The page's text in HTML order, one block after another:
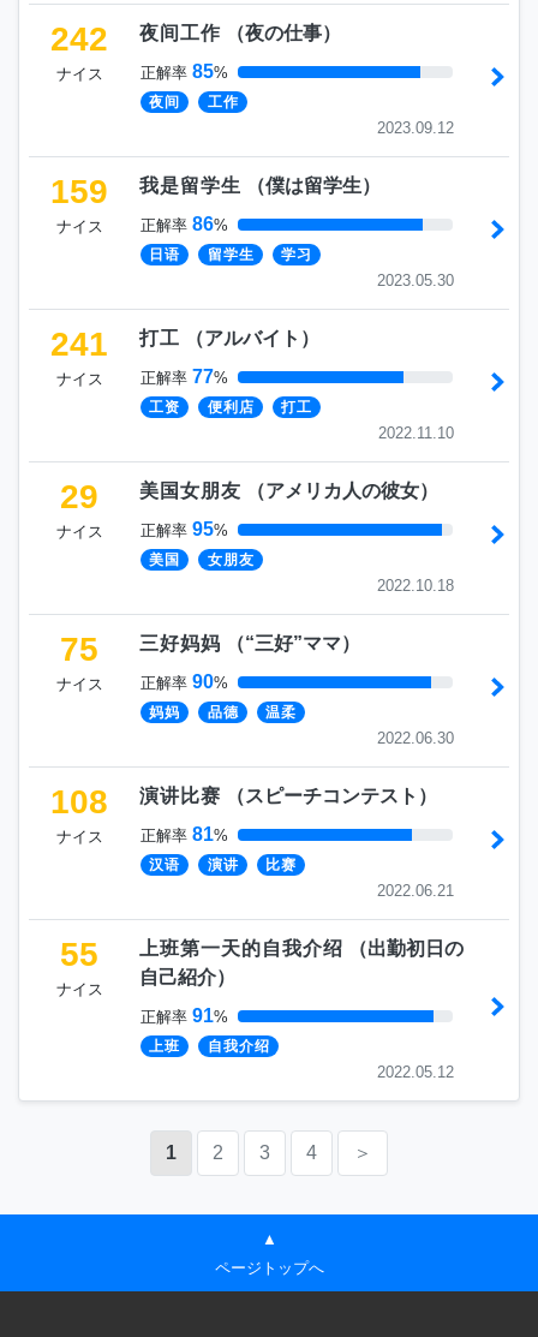
242
ナイス
夜间工作 （夜の仕事）
正解率 85%
夜间 工作
2023.09.12
159
ナイス
我是留学生 （僕は留学生）
正解率 86%
日语 留学生 学习
2023.05.30
241
ナイス
打工 （アルバイト ）
正解率 77%
工资 便利店 打工
2022.11.10
29
ナイス
美国女朋友 （アメリカ人の彼女）
正解率 95%
美国 女朋友
2022.10.18
75
ナイス
三好妈妈 （“三好”ママ）
正解率 90%
妈妈 品德 温柔
2022.06.30
108
ナイス
演讲比赛 （スピーチコンテスト ）
正解率 81%
汉语 演讲 比赛
2022.06.21
55
ナイス
上班第一天的自我介绍 （出勤初日の
自己紹介）
正解率 91%
上班 自我介绍
2022.05.12
1 2 3 4 ＞
▲
ページトップへ